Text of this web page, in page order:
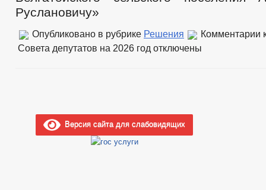
ФЕДЕРАЛЬНЫЕ ЗАКОНЫ
БЮДЖЕТ
БЮДЖЕТ ПО ГОДАМ
ОТЧЕТ ОБ ИСПОЛНЕНИИ БЮДЖЕТА
_
УСЛУГИ
МУНИЦИПАЛЬНЫЕ УСЛУГИ
Руслановичу»
Опубликовано в рубрике Решения Комментарии
Совета депутатов на 2026 год отключены
Версия сайта для слабовидящих